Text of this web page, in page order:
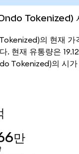
Tokenized)
의 현재
. 현재 유통량은
Tokenized)의 시가
만